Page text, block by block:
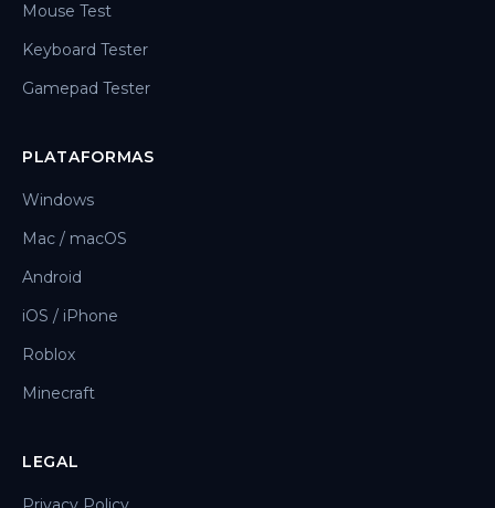
Mouse Test
Keyboard Tester
Gamepad Tester
PLATAFORMAS
Windows
Mac / macOS
Android
iOS / iPhone
Roblox
Minecraft
LEGAL